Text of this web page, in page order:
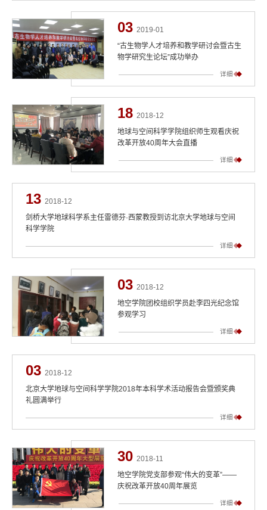
03 2019-01
“古生物学人才培养和教学研讨会暨古生
物学研究生论坛”成功举办
详细
18 2018-12
地球与空间科学学院组织师生观看庆祝
改革开放40周年大会直播
详细
13 2018-12
剑桥大学地球科学系主任雷德芬·西蒙教授到访北京大学地球与空间
科学学院
详细
03 2018-12
地空学院团校组织学员赴李四光纪念馆
参观学习
详细
03 2018-12
北京大学地球与空间科学学院2018年本科学术活动报告会暨颁奖典
礼圆满举行
详细
30 2018-11
地空学院党支部参观“伟大的变革”——
庆祝改革开放40周年展览
详细